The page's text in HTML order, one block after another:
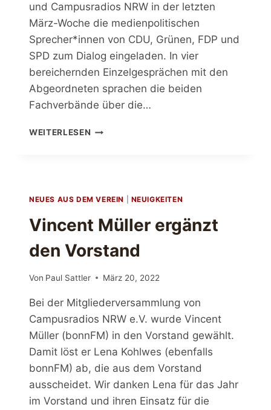
und Campusradios NRW in der letzten
März-Woche die medienpolitischen
Sprecher*innen von CDU, Grünen, FDP und
SPD zum Dialog eingeladen. In vier
bereichernden Einzelgesprächen mit den
Abgeordneten sprachen die beiden
Fachverbände über die…
WEITERLESEN BÜRGERMEDIEN
NEUES AUS DEM VEREIN NEUIGKEITEN
Vincent Müller ergänzt
den Vorstand
Von Paul Sattler März 20, 2022
Bei der Mitgliederversammlung von
Campusradios NRW e.V. wurde Vincent
Müller (bonnFM) in den Vorstand gewählt.
Damit löst er Lena Kohlwes (ebenfalls
bonnFM) ab, die aus dem Vorstand
ausscheidet. Wir danken Lena für das Jahr
im Vorstand und ihren Einsatz für die